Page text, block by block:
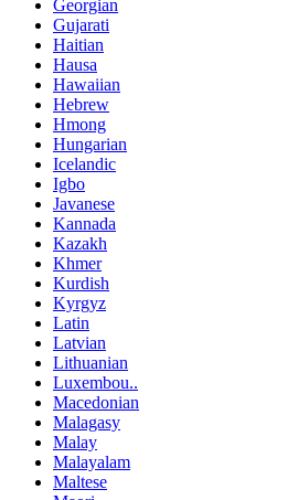
Georgian
Gujarati
Haitian
Hausa
Hawaiian
Hebrew
Hmong
Hungarian
Icelandic
Igbo
Javanese
Kannada
Kazakh
Khmer
Kurdish
Kyrgyz
Latin
Latvian
Lithuanian
Luxembou..
Macedonian
Malagasy
Malay
Malayalam
Maltese